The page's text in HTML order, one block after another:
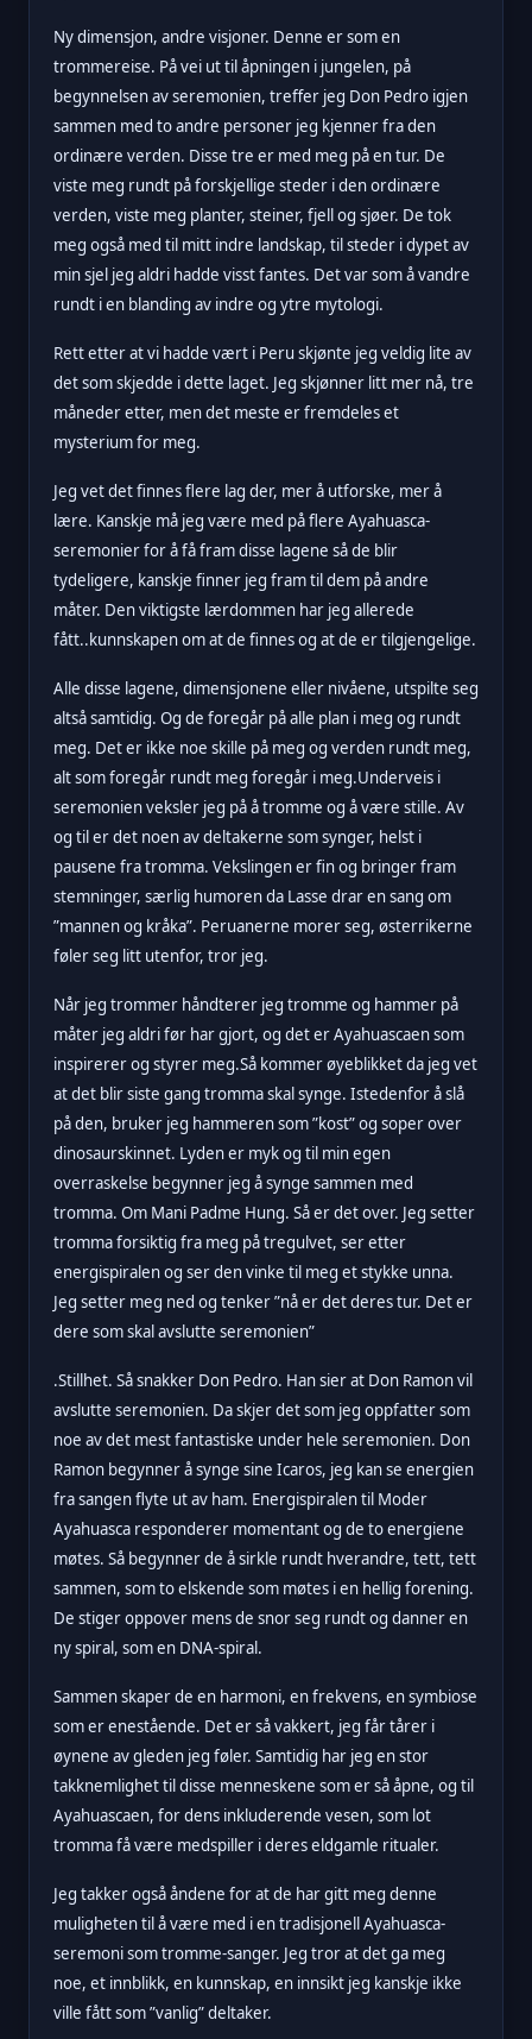
Ny dimensjon, andre visjoner. Denne er som en
trommereise. På vei ut til åpningen i jungelen, på
begynnelsen av seremonien, treffer jeg Don Pedro igjen
sammen med to andre personer jeg kjenner fra den
ordinære verden. Disse tre er med meg på en tur. De
viste meg rundt på forskjellige steder i den ordinære
verden, viste meg planter, steiner, fjell og sjøer. De tok
meg også med til mitt indre landskap, til steder i dypet av
min sjel jeg aldri hadde visst fantes. Det var som å vandre
rundt i en blanding av indre og ytre mytologi.
Rett etter at vi hadde vært i Peru skjønte jeg veldig lite av
det som skjedde i dette laget. Jeg skjønner litt mer nå, tre
måneder etter, men det meste er fremdeles et
mysterium for meg.
Jeg vet det finnes flere lag der, mer å utforske, mer å
lære. Kanskje må jeg være med på flere Ayahuasca-
seremonier for å få fram disse lagene så de blir
tydeligere, kanskje finner jeg fram til dem på andre
måter. Den viktigste lærdommen har jeg allerede
fått..kunnskapen om at de finnes og at de er tilgjengelige.
Alle disse lagene, dimensjonene eller nivåene, utspilte seg
altså samtidig. Og de foregår på alle plan i meg og rundt
meg. Det er ikke noe skille på meg og verden rundt meg,
alt som foregår rundt meg foregår i meg.Underveis i
seremonien veksler jeg på å tromme og å være stille. Av
og til er det noen av deltakerne som synger, helst i
pausene fra tromma. Vekslingen er fin og bringer fram
stemninger, særlig humoren da Lasse drar en sang om
”mannen og kråka”. Peruanerne morer seg, østerrikerne
føler seg litt utenfor, tror jeg.
Når jeg trommer håndterer jeg tromme og hammer på
måter jeg aldri før har gjort, og det er Ayahuascaen som
inspirerer og styrer meg.Så kommer øyeblikket da jeg vet
at det blir siste gang tromma skal synge. Istedenfor å slå
på den, bruker jeg hammeren som ”kost” og soper over
dinosaurskinnet. Lyden er myk og til min egen
overraskelse begynner jeg å synge sammen med
tromma. Om Mani Padme Hung. Så er det over. Jeg setter
tromma forsiktig fra meg på tregulvet, ser etter
energispiralen og ser den vinke til meg et stykke unna.
Jeg setter meg ned og tenker ”nå er det deres tur. Det er
dere som skal avslutte seremonien”
.Stillhet. Så snakker Don Pedro. Han sier at Don Ramon vil
avslutte seremonien. Da skjer det som jeg oppfatter som
noe av det mest fantastiske under hele seremonien. Don
Ramon begynner å synge sine Icaros, jeg kan se energien
fra sangen flyte ut av ham. Energispiralen til Moder
Ayahuasca responderer momentant og de to energiene
møtes. Så begynner de å sirkle rundt hverandre, tett, tett
sammen, som to elskende som møtes i en hellig forening.
De stiger oppover mens de snor seg rundt og danner en
ny spiral, som en DNA-spiral.
Sammen skaper de en harmoni, en frekvens, en symbiose
som er enestående. Det er så vakkert, jeg får tårer i
øynene av gleden jeg føler. Samtidig har jeg en stor
takknemlighet til disse menneskene som er så åpne, og til
Ayahuascaen, for dens inkluderende vesen, som lot
tromma få være medspiller i deres eldgamle ritualer.
Jeg takker også åndene for at de har gitt meg denne
muligheten til å være med i en tradisjonell Ayahuasca-
seremoni som tromme-sanger. Jeg tror at det ga meg
noe, et innblikk, en kunnskap, en innsikt jeg kanskje ikke
ville fått som ”vanlig” deltaker.